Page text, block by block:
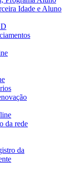
Idade e Aluno
da rede
da